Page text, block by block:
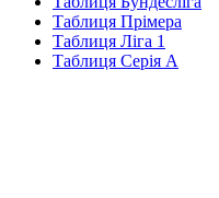
Таблиця Прімера
Таблиця Ліга 1
Таблиця Серія А